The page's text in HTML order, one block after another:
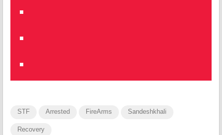
STF Arrested FireArms Sandeshkhali
Recovery